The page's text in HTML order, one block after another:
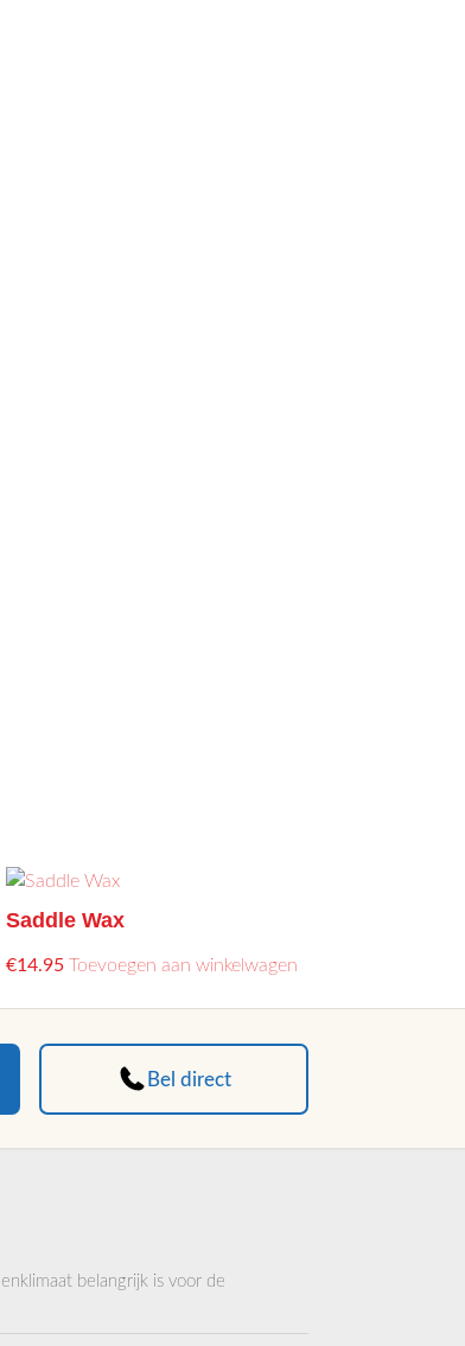
Saddle Wax
€14.95 Toevoegen aan winkelwagen
meerdere
Deze
Bel direct
belangrijk is voor de